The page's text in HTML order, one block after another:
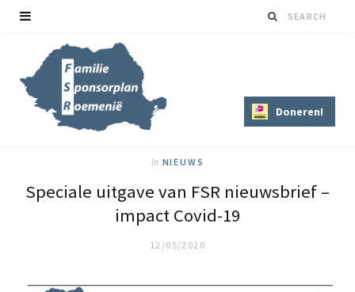
Doneren!
In NIEUWS
Speciale uitgave van FSR nieuwsbrief –
impact Covid-19
12/05/2020